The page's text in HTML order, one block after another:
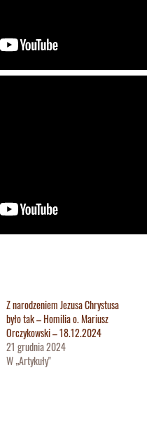
Z narodzeniem Jezusa Chrystusa
było tak – Homilia o. Mariusz
Orczykowski – 18.12.2024
21 grudnia 2024
W „Artykuły"